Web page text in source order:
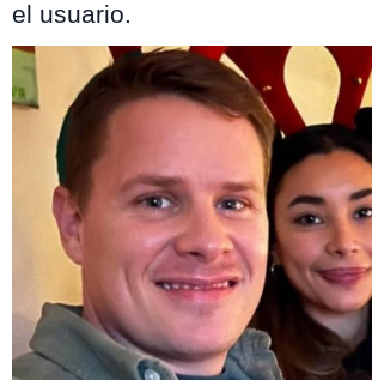
el usuario.